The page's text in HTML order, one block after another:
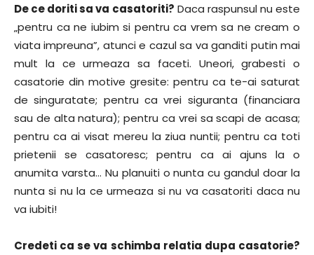
De ce doriti sa va casatoriti? Daca raspunsul nu este
„pentru ca ne iubim si pentru ca vrem sa ne cream o
viata impreuna”, atunci e cazul sa va ganditi putin mai
mult la ce urmeaza sa faceti. Uneori, grabesti o
casatorie din motive gresite: pentru ca te-ai saturat
de singuratate; pentru ca vrei siguranta (financiara
sau de alta natura); pentru ca vrei sa scapi de acasa;
pentru ca ai visat mereu la ziua nuntii; pentru ca toti
prietenii se casatoresc; pentru ca ai ajuns la o
anumita varsta… Nu planuiti o nunta cu gandul doar la
nunta si nu la ce urmeaza si nu va casatoriti daca nu
va iubiti!
Credeti ca se va schimba relatia dupa casatorie?